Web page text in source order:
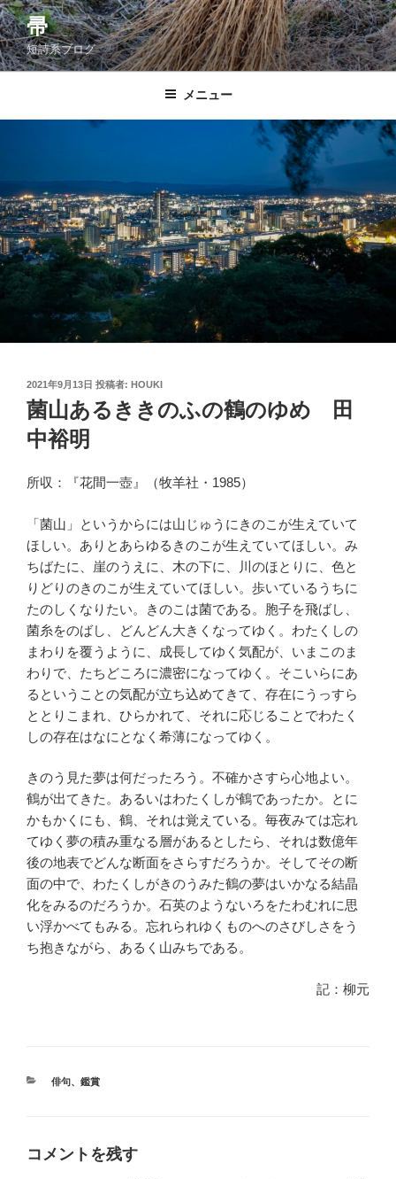
コ
ン
テ
ン
プ
帚
短詩系ブログ
メニュー
投
稿
日:
2021年9月13日 投稿者: HOUKI
菌山あるききのふの鶴のゆめ 田
中裕明
所収：『花間一壺』（牧羊社・1985）
「菌山」というからには山じゅうにきのこが生えていて
ほしい。ありとあらゆるきのこが生えていてほしい。み
ちばたに、崖のうえに、木の下に、川のほとりに、色と
りどりのきのこが生えていてほしい。歩いているうちに
たのしくなりたい。きのこは菌である。胞子を飛ばし、
菌糸をのばし、どんどん大きくなってゆく。わたくしの
まわりを覆うように、成長してゆく気配が、いまこのま
わりで、たちどころに濃密になってゆく。そこいらにあ
るということの気配が立ち込めてきて、存在にうっすら
ととりこまれ、ひらかれて、それに応じることでわたく
しの存在はなにとなく希薄になってゆく。
きのう見た夢は何だったろう。不確かさすら心地よい。
鶴が出てきた。あるいはわたくしが鶴であったか。とに
かもかくにも、鶴、それは覚えている。毎夜みては忘れ
てゆく夢の積み重なる層があるとしたら、それは数億年
後の地表でどんな断面をさらすだろうか。そしてその断
面の中で、わたくしがきのうみた鶴の夢はいかなる結晶
化をみるのだろうか。石英のようないろをたわむれに思
い浮かべてもみる。忘れられゆくものへのさびしさをう
ち抱きながら、あるく山みちである。
記：柳元
カ
俳句、 鑑賞
コメントを残す